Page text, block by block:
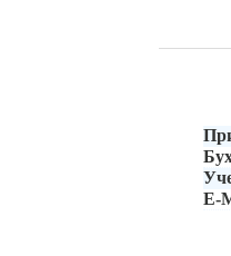
E-